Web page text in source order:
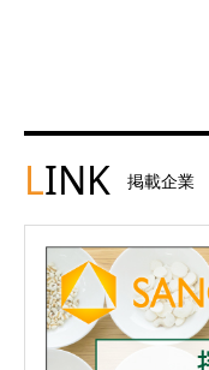
LINK 掲載企業